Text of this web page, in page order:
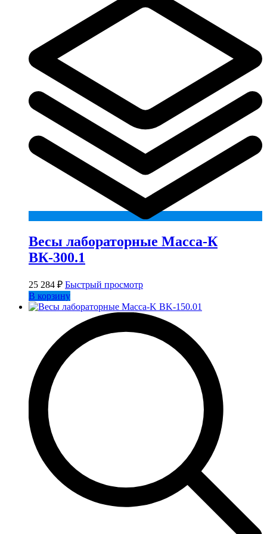
Весы лабораторные Масса-К
ВК-300.1
25 284 ₽ Быстрый просмотр
В корзину